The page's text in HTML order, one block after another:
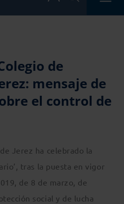
de
mensaje de
el control de
Jerez ha celebrado la
tras la puesta en vigor
de 8 de marzo, de
social y de lucha